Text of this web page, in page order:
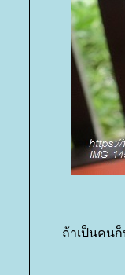
ถ้าเป็นคน